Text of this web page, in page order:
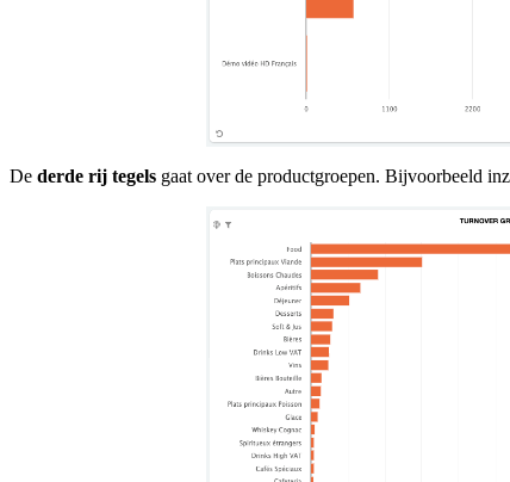
De derde rij tegels gaat over de productgroepen. Bijvoorbeeld